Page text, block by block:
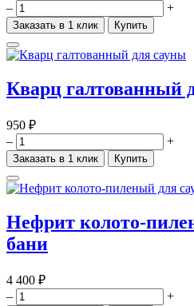
–
+
Заказать в 1 клик Купить
Кварц галтованный
950 ₽
–
+
Заказать в 1 клик Купить
Нефрит колото-
бани
4 400 ₽
–
+